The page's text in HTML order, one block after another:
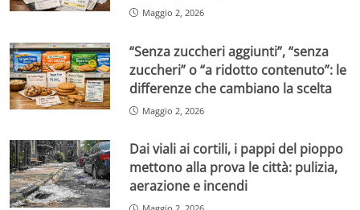
Maggio 2, 2026
“Senza zuccheri aggiunti”, “senza
zuccheri” o “a ridotto contenuto”: le
differenze che cambiano la scelta
Maggio 2, 2026
Dai viali ai cortili, i pappi del pioppo
mettono alla prova le città: pulizia,
aerazione e incendi